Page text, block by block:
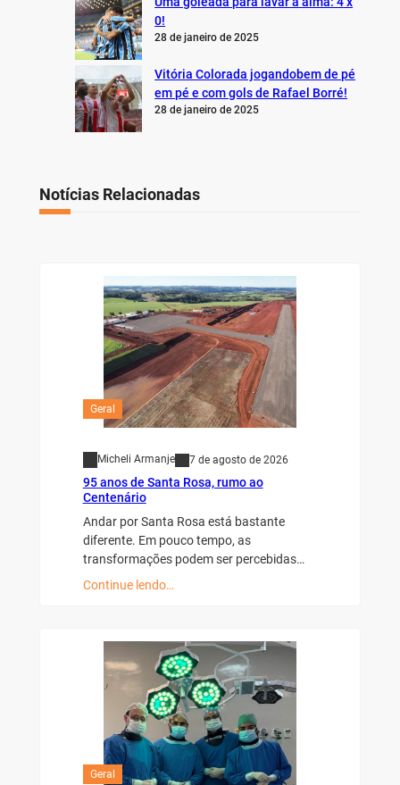
0!
28 de janeiro de 2025
Vitória Colorada jogandobem de pé
em pé e com gols de Rafael Borré!
28 de janeiro de 2025
Notícias Relacionadas
Geral
Micheli Armanje 7 de agosto de 2026
95 anos de Santa Rosa, rumo ao
Centenário
Andar por Santa Rosa está bastante
diferente. Em pouco tempo, as
transformações podem ser percebidas…
Continue lendo…
Geral